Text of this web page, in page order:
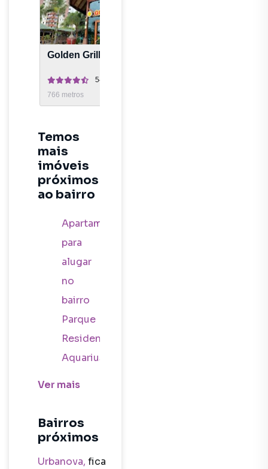
Golden Grill e Pizza
5420
766 metros
Temos
mais
imóveis
próximos
ao bairro
Apartamento
para
alugar
no
bairro
Parque
Residencial
Aquarius
Campos
Ver mais
Bairros
próximos
Urbanova, fica